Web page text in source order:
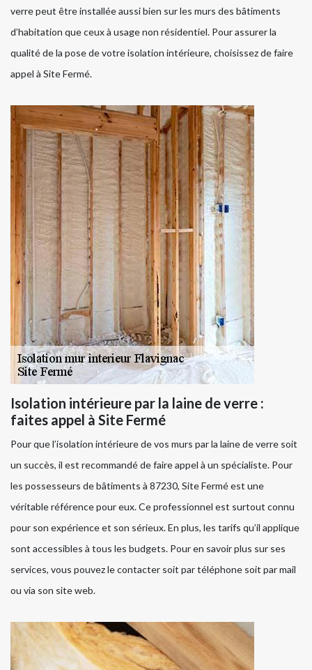
verre peut être installée aussi bien sur les murs des bâtiments
d’habitation que ceux à usage non résidentiel. Pour assurer la
qualité de la pose de votre isolation intérieure, choisissez de faire
appel à Site Fermé.
Isolation intérieure par la laine de verre :
faites appel à Site Fermé
Pour que l’isolation intérieure de vos murs par la laine de verre soit
un succès, il est recommandé de faire appel à un spécialiste. Pour
les possesseurs de bâtiments à 87230, Site Fermé est une
véritable référence pour eux. Ce professionnel est surtout connu
pour son expérience et son sérieux. En plus, les tarifs qu’il applique
sont accessibles à tous les budgets. Pour en savoir plus sur ses
services, vous pouvez le contacter soit par téléphone soit par mail
ou via son site web.